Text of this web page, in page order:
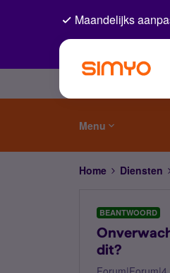
Maandelijks
Menu
Home Diensten
BEANTWOORD
dit?